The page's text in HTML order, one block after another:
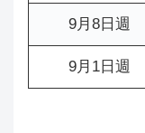
9月8日週
9月1日週